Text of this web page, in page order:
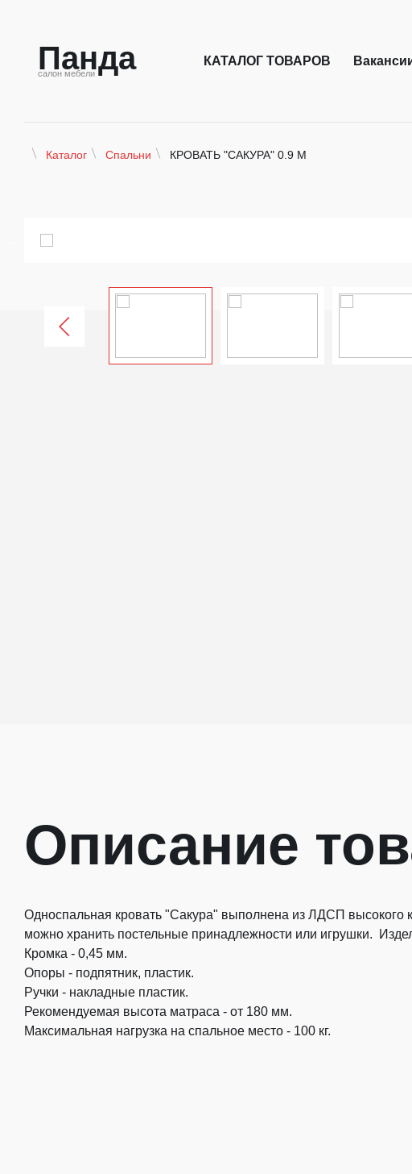
Панда
салон мебели
КАТАЛОГ ТОВАРОВ
Каталог Спальни КРОВАТЬ "САКУРА" 0.9 М
Описание
Односпальная кровать "Сакура" выполнена из ЛДСП
можно хранить постельные принадлежности или игрушки.
Кромка - 0,45 мм.
Опоры - подпятник, пластик.
Ручки - накладные пластик.
Рекомендуемая высота матраса - от 180 мм.
Максимальная нагрузка на спальное место - 100 кг.